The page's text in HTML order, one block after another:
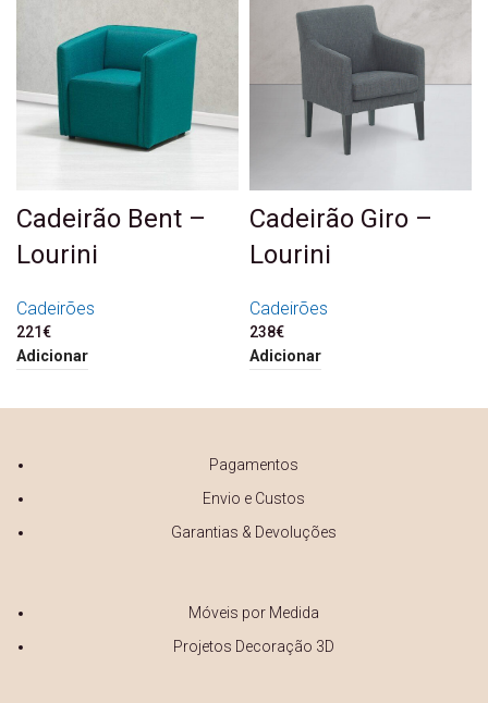
Cadeirão Bent –
Lourini
Cadeirões
221€
Adicionar
Cadeirão Giro –
Lourini
Cadeirões
238€
Adicionar
Pagamentos
Envio e Custos
Garantias & Devoluções
Móveis por Medida
Projetos Decoração 3D